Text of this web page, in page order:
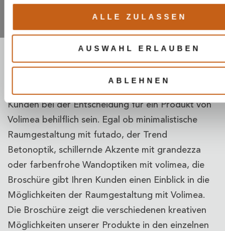
ALLE ZULASSEN
AUSWAHL ERLAUBEN
ABLEHNEN
BROSCHÜRE 2022
Die Volimea Broschüre ist unser beliebtestes
Kunden bei der Entscheidung für ein Produkt von
Volimea behilflich sein. Egal ob minimalistische
Raumgestaltung mit futado, der Trend
Betonoptik, schillernde Akzente mit grandezza
oder farbenfrohe Wandoptiken mit volimea, die
Broschüre gibt Ihren Kunden einen Einblick in die
Möglichkeiten der Raumgestaltung mit Volimea.
Die Broschüre zeigt die verschiedenen kreativen
Möglichkeiten unserer Produkte in den einzelnen